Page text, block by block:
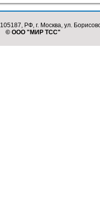
105187, РФ, г. Москва, ул.
© ООО "МИР ТСС"